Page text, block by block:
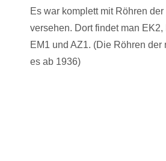
Es war komplett mit Röhren der
versehen. Dort findet man
EM1 und AZ1. (Die Röhren der
es ab 1936)